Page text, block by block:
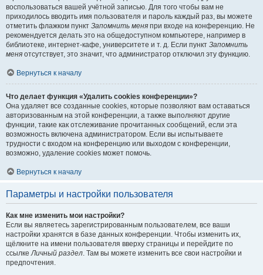
воспользоваться вашей учётной записью. Для того чтобы вам не
приходилось вводить имя пользователя и пароль каждый раз, вы можете
отметить флажком пункт Запомнить меня при входе на конференцию. Не
рекомендуется делать это на общедоступном компьютере, например в
библиотеке, интернет-кафе, университете и т. д. Если пункт Запомнить
меня отсутствует, это значит, что администратор отключил эту функцию.
Вернуться к началу
Что делает функция «Удалить cookies конференции»?
Она удаляет все созданные cookies, которые позволяют вам оставаться
авторизованным на этой конференции, а также выполняют другие
функции, такие как отслеживание прочитанных сообщений, если эта
возможность включена администратором. Если вы испытываете
трудности с входом на конференцию или выходом с конференции,
возможно, удаление cookies может помочь.
Вернуться к началу
Параметры и настройки пользователя
Как мне изменить мои настройки?
Если вы являетесь зарегистрированным пользователем, все ваши
настройки хранятся в базе данных конференции. Чтобы изменить их,
щёлкните на имени пользователя вверху страницы и перейдите по
ссылкеЛичный раздел. Там вы можете изменить все свои настройки и
предпочтения.